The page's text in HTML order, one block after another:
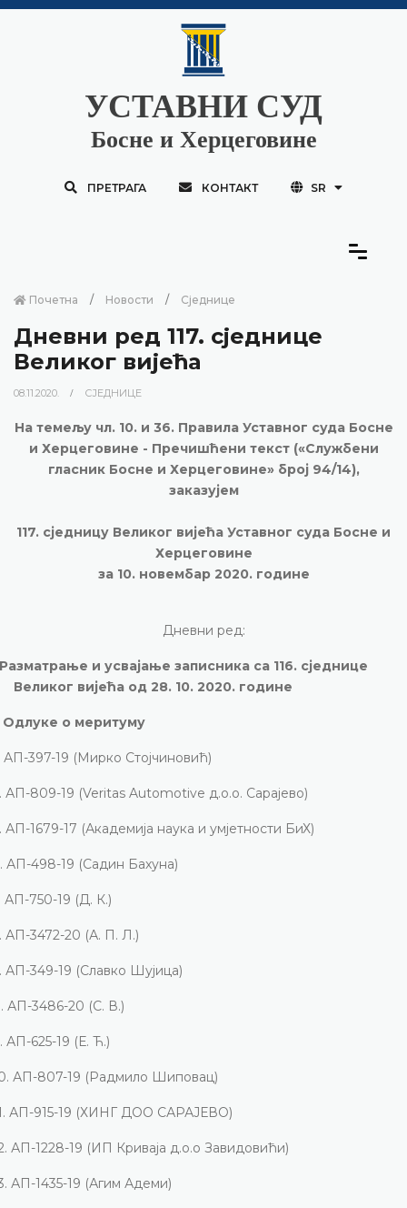
УСТАВНИ СУД
Босне и Херцеговине
ПРЕТРАГА КОНТАКТ SR
Почетна Новости Сједнице
Дневни ред 117. сједнице
Великог вијећа
08.11.2020. СЈЕДНИЦЕ
На темељу чл. 10. и 36. Правила Уставног суда Босне
и Херцеговине - Пречишћени текст («Службени
гласник Босне и Херцеговине» број 94/14),
заказујем
117. сједницу Великог вијећа Уставног суда Босне и
Херцеговине
за 10. новембар 2020. године
Дневни ред:
и усвајање записника са 116. сједнице
Великог вијећа од 28. 10. 2020. године
Одлуке о меритуму
АП-397-19 (Мирко Стојчиновић)
АП-809-19 (Veritas Automotive д.о.о. Сарајево)
АП-1679-17 (Академија наука и умјетности БиХ)
АП-498-19 (Садин Бахуна)
АП-750-19 (Д. К.)
АП-3472-20 (А. П. Л.)
АП-349-19 (Славко Шујица)
АП-3486-20 (С. В.)
АП-625-19 (Е. Ћ.)
АП-807-19 (Радмило Шиповац)
АП-915-19 (ХИНГ ДОО САРАЈЕВО)
АП-1228-19 (ИП Криваја д.о.о Завидовићи)
АП-1435-19 (Агим Адеми)